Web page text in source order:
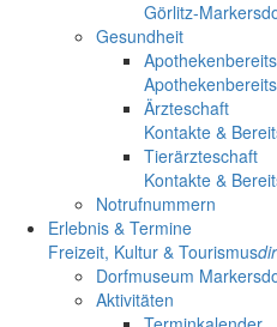
Görlitz-
Gesundheit
Ärzteschaft
Kontakte &
Tierärzteschaft
Kontakte &
Notrufnummern
Erlebnis & Termine
Freizeit, Kultur & Tourismus
Dorfmuseum
Aktivitäten